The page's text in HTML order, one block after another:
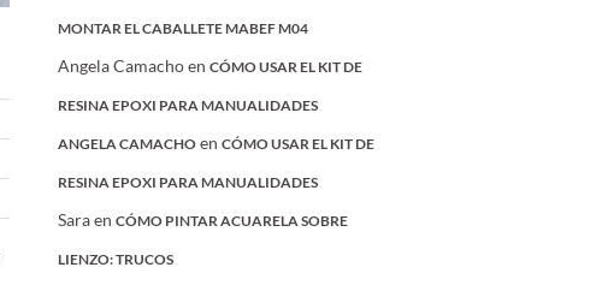
MONTAR EL CABALLETE MABEF M04
Angela Camachoen CÓMO USAR EL KIT DE
RESINA EPOXI PARA MANUALIDADES
ANGELA CAMACHO en CÓMO USAR EL KIT DE
RESINA EPOXI PARA MANUALIDADES
Saraen CÓMO PINTAR ACUARELA SOBRE
LIENZO: TRUCOS